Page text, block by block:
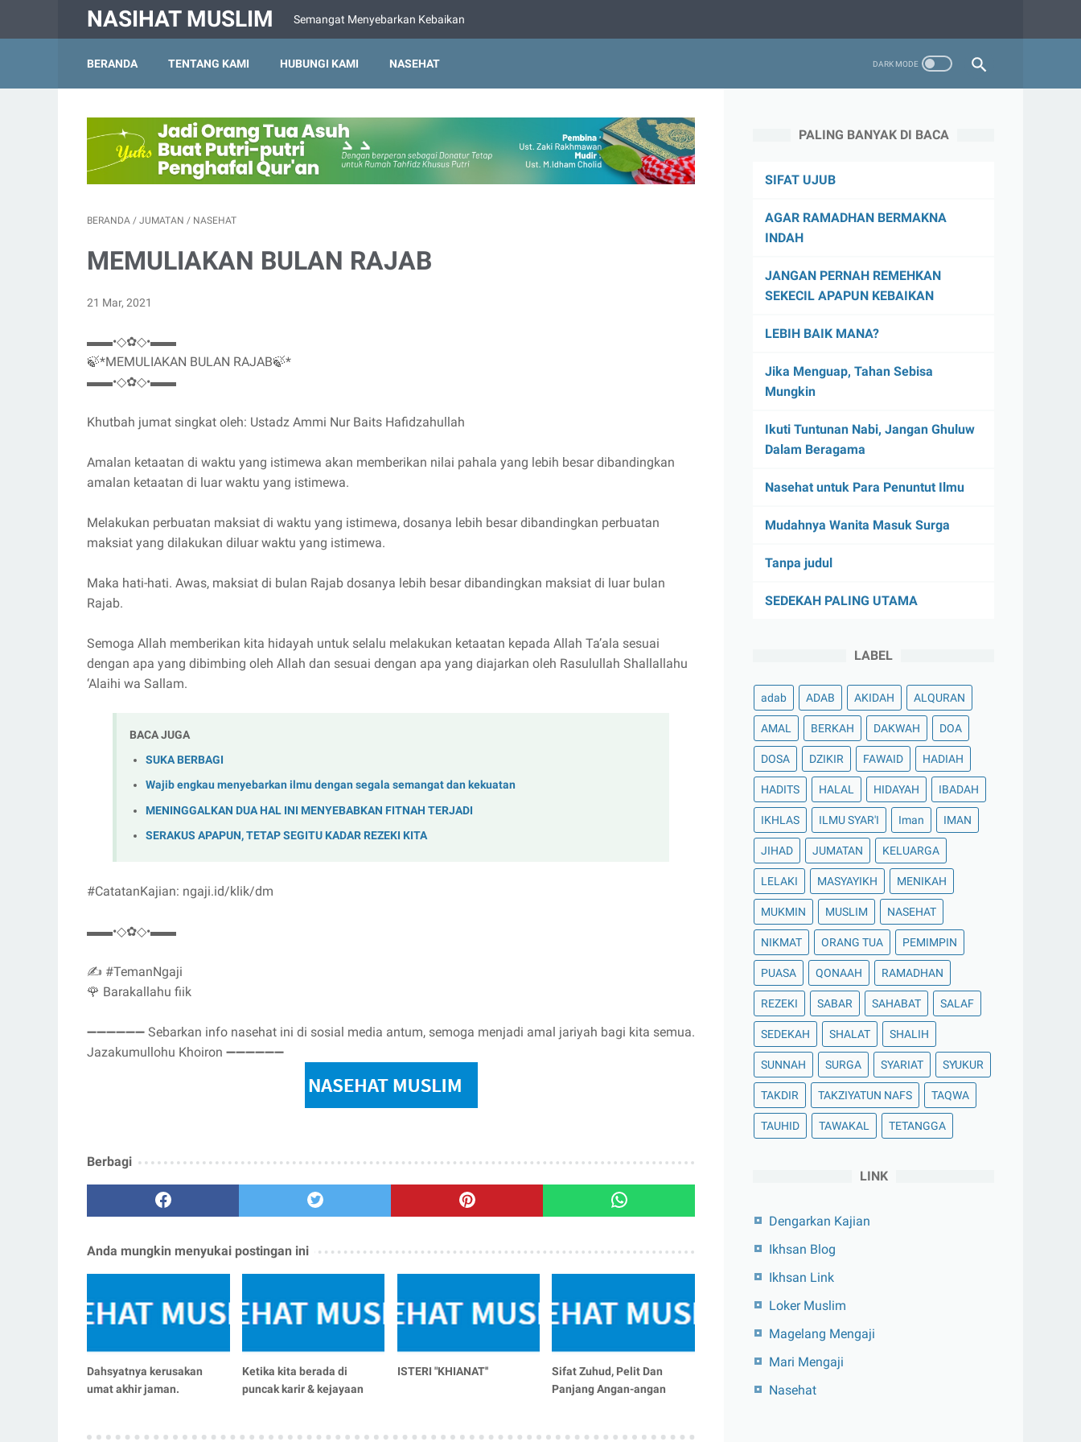
NASIHAT MUSLIM Semangat Menyebarkan Kebaikan
BERANDA TENTANG KAMI HUBUNGI KAMI NASEHAT
BERANDA / JUMATAN / NASEHAT
MEMULIAKAN BULAN RAJAB
21 Mar, 2021
▬▬•◇✿◇•▬▬
🍃*MEMULIAKAN BULAN RAJAB🍃*
▬▬•◇✿◇•▬▬
Khutbah jumat singkat oleh: Ustadz Ammi Nur Baits Hafidzahullah
Amalan ketaatan di waktu yang istimewa akan memberikan nilai pahala yang lebih besar dibandingkan
amalan ketaatan di luar waktu yang istimewa.
Melakukan perbuatan maksiat di waktu yang istimewa, dosanya lebih besar dibandingkan perbuatan
maksiat yang dilakukan diluar waktu yang istimewa.
Maka hati-hati. Awas, maksiat di bulan Rajab dosanya lebih besar dibandingkan maksiat di luar bulan
Rajab.
Semoga Allah memberikan kita hidayah untuk selalu melakukan ketaatan kepada Allah Ta’ala sesuai
dengan apa yang dibimbing oleh Allah dan sesuai dengan apa yang diajarkan oleh Rasulullah Shallallahu
‘Alaihi wa Sallam.
BACA JUGA
SUKA BERBAGI
Wajib engkau menyebarkan ilmu dengan segala semangat dan kekuatan
MENINGGALKAN DUA HAL INI MENYEBABKAN FITNAH TERJADI
SERAKUS APAPUN, TETAP SEGITU KADAR REZEKI KITA
#CatatanKajian: ngaji.id/klik/dm
▬▬•◇✿◇•▬▬
✍️ #TemanNgaji
🌹 Barakallahu fiik
➖➖➖➖➖➖ Sebarkan info nasehat ini di sosial media antum, semoga menjadi amal jariyah bagi kita semua.
Jazakumullohu Khoiron ➖➖➖➖➖➖
Berbagi
Anda mungkin menyukai postingan ini
Dahsyatnya kerusakan
umat akhir jaman.
Ketika kita berada di
puncak karir & kejayaan
ISTERI "KHIANAT''
Sifat Zuhud, Pelit Dan
Panjang Angan-angan
PALING BANYAK DI BACA
SIFAT UJUB
AGAR RAMADHAN BERMAKNA
INDAH
JANGAN PERNAH REMEHKAN
SEKECIL APAPUN KEBAIKAN
LEBIH BAIK MANA?
Jika Menguap, Tahan Sebisa
Mungkin
Ikuti Tuntunan Nabi, Jangan Ghuluw
Dalam Beragama
Nasehat untuk Para Penuntut Ilmu
Mudahnya Wanita Masuk Surga
Tanpa judul
SEDEKAH PALING UTAMA
LABEL
adab ADAB AKIDAH ALQURAN
AMAL BERKAH DAKWAH DOA
DOSA DZIKIR FAWAID HADIAH
HADITS HALAL HIDAYAH IBADAH
IKHLAS ILMU SYAR'I Iman IMAN
JIHAD JUMATAN KELUARGA
LELAKI MASYAYIKH MENIKAH
MUKMIN MUSLIM NASEHAT
NIKMAT ORANG TUA PEMIMPIN
PUASA QONAAH RAMADHAN
REZEKI SABAR SAHABAT SALAF
SEDEKAH SHALAT SHALIH
SUNNAH SURGA SYARIAT SYUKUR
TAKDIR TAKZIYATUN NAFS TAQWA
TAUHID TAWAKAL TETANGGA
LINK
Dengarkan Kajian
Ikhsan Blog
Ikhsan Link
Loker Muslim
Magelang Mengaji
Mari Mengaji
Nasehat